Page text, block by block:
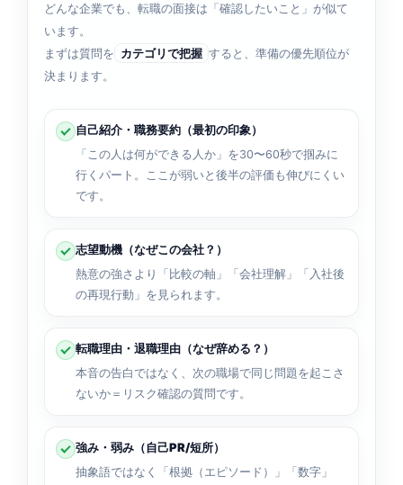
どんな企業でも、転職の面接は「確認したいこと」が似て
います。
まずは質問を カテゴリで把握 すると、準備の優先順位が
決まります。
自己紹介・職務要約（最初の印象）
「この人は何ができる人か」を30〜60秒で掴みに
行くパート。ここが弱いと後半の評価も伸びにくい
です。
志望動機（なぜこの会社？）
熱意の強さより「比較の軸」「会社理解」「入社後
の再現行動」を見られます。
転職理由・退職理由（なぜ辞める？）
本音の告白ではなく、次の職場で同じ問題を起こさ
ないか＝リスク確認の質問です。
強み・弱み（自己PR/短所）
抽象語ではなく「根拠（エピソード）」「数字」